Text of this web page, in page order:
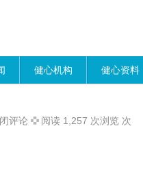
健心机构 健心资料
评论 阅读 1,257 次浏览 次